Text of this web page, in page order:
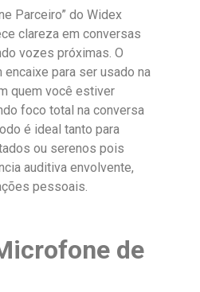
Parceiro” do Widex
clareza em conversas
vozes próximas. O
para ser usado na
quem você estiver
foco total na conversa
é ideal tanto para
ou serenos pois
auditiva envolvente,
pessoais.
de